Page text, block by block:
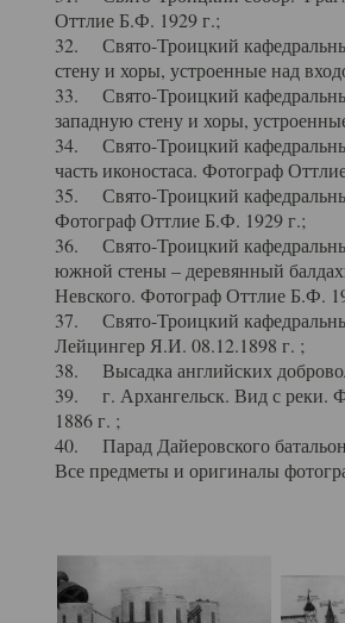
Оттлие Б.Ф. 1929 г.;
32. Свято-Троицкий
стену и хоры, устроенные над
33. Свято-Троицкий
западную стену и хоры,
34. Свято-Троицкий
часть иконостаса. Фотограф
35. Свято-Троицкий
Фотограф Оттлие Б.Ф. 1929 г.;
36. Свято-Троицкий
южной стены – деревянный
Невского. Фотограф Оттлие Б.Ф.
37. Свято-Троицкий
Лейцингер Я.И. 08.12.1898 г. ;
38. Высадка английских
39. г. Архангельск. Вид с реки.
1886 г. ;
40. Парад Дайеровского
Все предметы и оригиналы